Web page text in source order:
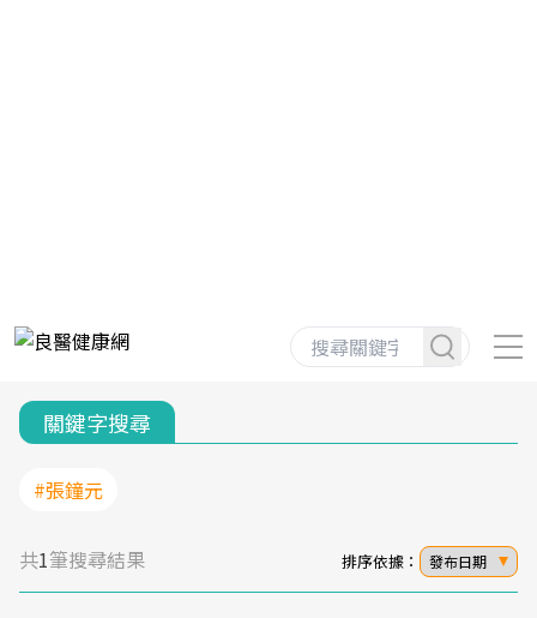
關鍵字搜尋
#張鐘元
共1筆搜尋結果 排序依據： 發布日期